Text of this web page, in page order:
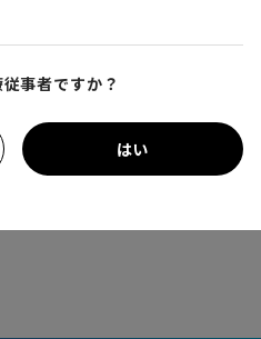
ント
価：内視鏡AIが現場でどの
ックするとYouTube内の動画
事者ですか？
はい